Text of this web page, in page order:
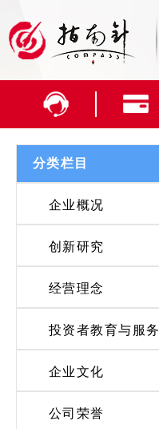
分类栏目
企业概况
创新研究
经营理念
投资者教育与服务
企业文化
公司荣誉